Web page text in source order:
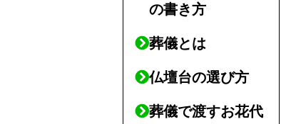
の書き方
葬儀とは
仏壇台の選び方
葬儀で渡すお花代